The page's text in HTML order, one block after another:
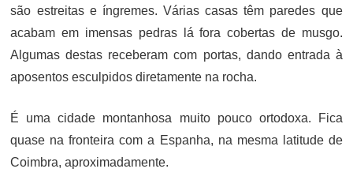
são estreitas e íngremes. Várias casas têm paredes que
acabam em imensas pedras lá fora cobertas de musgo.
Algumas destas receberam com portas, dando entrada à
aposentos esculpidos diretamente na rocha.
É uma cidade montanhosa muito pouco ortodoxa. Fica
quase na fronteira com a Espanha, na mesma latitude de
Coimbra, aproximadamente.